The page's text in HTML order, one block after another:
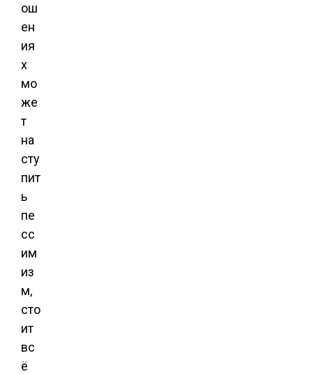
ош
ен
ия
х
мо
же
т
на
сту
пит
ь
пе
сс
им
из
м,
сто
ит
вс
ё